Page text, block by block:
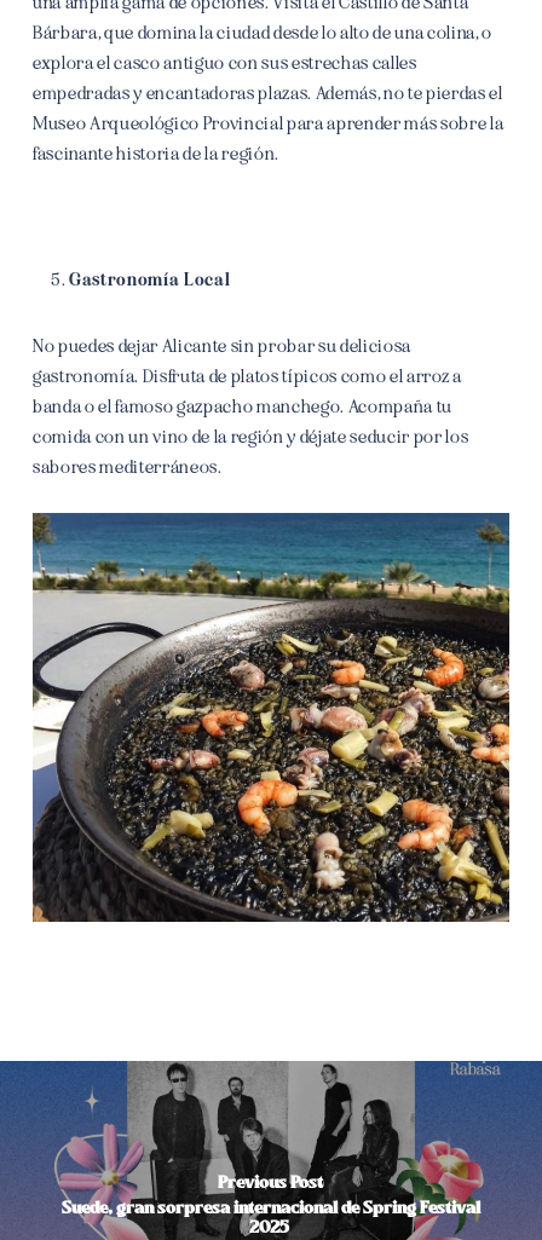
Bárbara, que domina la ciudad desde lo alto de una colina, o
explora el casco antiguo con sus estrechas calles
empedradas y encantadoras plazas. Además, no te pierdas el
Museo Arqueológico Provincial para aprender más sobre la
fascinante historia de la región.
Gastronomía Local
No puedes dejar Alicante sin probar su deliciosa
gastronomía. Disfruta de platos típicos como el arroz a
banda o el famoso gazpacho manchego. Acompaña tu
comida con un vino de la región y déjate seducir por los
sabores mediterráneos.
Previous Post
Suede, gran sorpresa internacional de Spring Festival
2025